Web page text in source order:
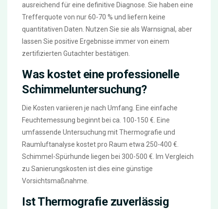
ausreichend für eine definitive Diagnose. Sie haben eine
Trefferquote von nur 60-70 % und liefern keine
quantitativen Daten. Nutzen Sie sie als Warnsignal, aber
lassen Sie positive Ergebnisse immer von einem
zertifizierten Gutachter bestätigen.
Was kostet eine professionelle
Schimmeluntersuchung?
Die Kosten variieren je nach Umfang. Eine einfache
Feuchtemessung beginnt bei ca. 100-150 €. Eine
umfassende Untersuchung mit Thermografie und
Raumluftanalyse kostet pro Raum etwa 250-400 €.
Schimmel-Spürhunde liegen bei 300-500 €. Im Vergleich
zu Sanierungskosten ist dies eine günstige
Vorsichtsmaßnahme.
Ist Thermografie zuverlässig